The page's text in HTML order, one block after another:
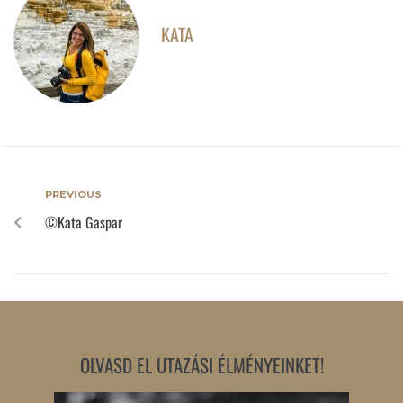
KATA
PREVIOUS
©Kata Gaspar
OLVASD EL UTAZÁSI ÉLMÉNYEINKET!